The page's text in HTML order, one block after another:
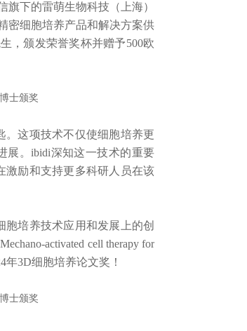
旗下的雷萌生物科技（上海）
密细胞培养产品和解决方案供
，颁发荣誉奖杯并赠予500欧
这项技术不仅使细胞培养更
展。ibidi深知这一技术的重要
激励和支持更多科研人员在该
培养技术应用和发展上的创
activated cell therapy for
年3D细胞培养论文奖！